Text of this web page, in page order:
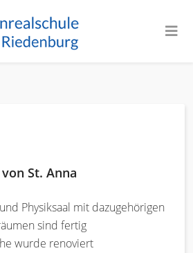
St. Anna
Physiksaal mit dazugehörigen
sind fertig
wurde renoviert